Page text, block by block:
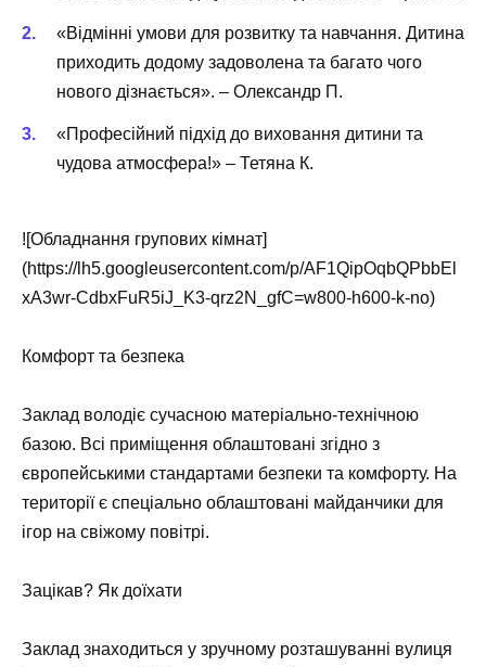
«Відмінні умови для розвитку та навчання. Дитина
приходить додому задоволена та багато чого
нового дізнається». – Олександр П.
«Професійний підхід до виховання дитини та
чудова атмосфера!» – Тетяна К.
![Обладнання групових кімнат]
(https://lh5.googleusercontent.com/p/AF1QipOqbQPbbEl
xA3wr-CdbxFuR5iJ_K3-qrz2N_gfC=w800-h600-k-no)
Комфорт та безпека
Заклад володіє сучасною матеріально-технічною
базою. Всі приміщення облаштовані згідно з
європейськими стандартами безпеки та комфорту. На
території є спеціально облаштовані майданчики для
ігор на свіжому повітрі.
Зацікав? Як доїхати
Заклад знаходиться у зручному розташуванні вулиця